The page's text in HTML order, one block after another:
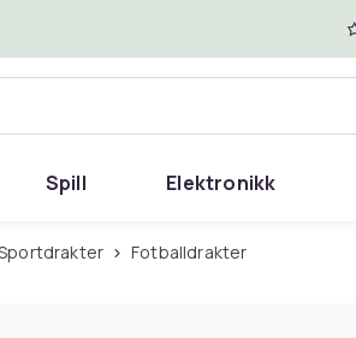
Spill Elektronikk
Sportdrakter Fotballdrakter